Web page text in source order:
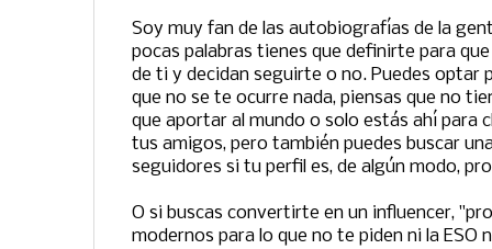
Soy muy fan de las autobiografías de la
pocas palabras tienes que definirte para
de ti y decidan seguirte o no. Puedes optar
que no se te ocurre nada, piensas que no
que aportar al mundo o solo estás ahí para
tus amigos, pero también puedes buscar
seguidores si tu perfil es, de algún modo,
O si buscas convertirte en un influencer,
modernos para lo que no te piden ni la ESO